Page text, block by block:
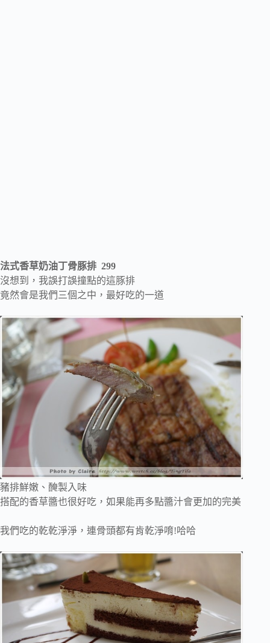
法式香草奶油丁骨豚排 299
沒想到，我誤打誤撞點的這豚排
竟然會是我們三個之中，最好吃的一道
豬排鮮嫩、醃製入味
搭配的香草醬也很好吃，如果能再多點醬汁會更加的完美
我們吃的乾乾淨淨，連骨頭都有肯乾淨唷!哈哈